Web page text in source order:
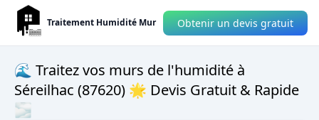
Traitement Humidité Mur Obtenir un devis gratuit
🌊 Traitez vos murs de l'humidité à
Séreilhac (87620) 🌟 Devis Gratuit & Rapide
🌫